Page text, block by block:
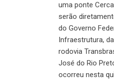
uma ponte
serão
do Governo
Infraestrutura,
rodovia
José do Rio
ocorreu nesta